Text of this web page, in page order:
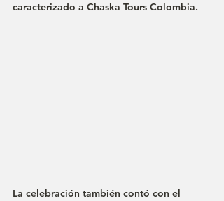
caracterizado a Chaska Tours Colombia.
La celebración también contó con el